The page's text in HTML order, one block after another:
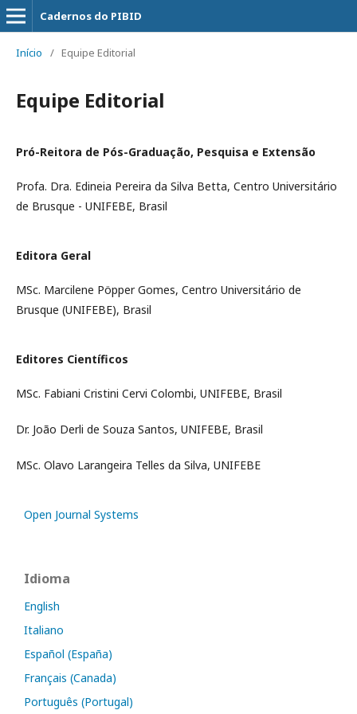
Cadernos do PIBID
Início / Equipe Editorial
Equipe Editorial
Pró-Reitora de Pós-Graduação, Pesquisa e Extensão
Profa. Dra. Edineia Pereira da Silva Betta, Centro Universitário
de Brusque - UNIFEBE, Brasil
Editora Geral
MSc. Marcilene Pöpper Gomes, Centro Universitário de
Brusque (UNIFEBE), Brasil
Editores Científicos
MSc. Fabiani Cristini Cervi Colombi, UNIFEBE, Brasil
Dr. João Derli de Souza Santos, UNIFEBE, Brasil
MSc. Olavo Larangeira Telles da Silva, UNIFEBE
Open Journal Systems
Idioma
English
Italiano
Español (España)
Français (Canada)
Português (Portugal)